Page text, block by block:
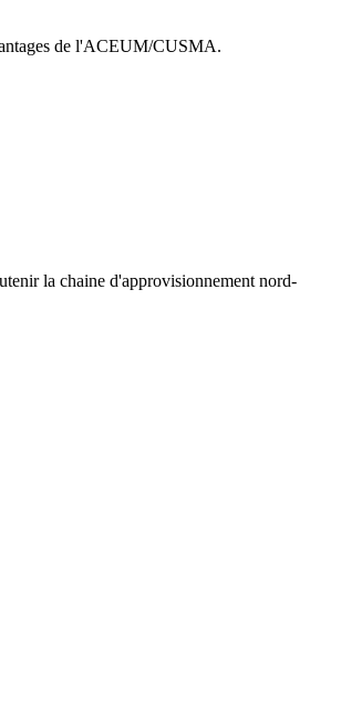
de l'ACEUM/CUSMA.
la chaine d'approvisionnement nord-